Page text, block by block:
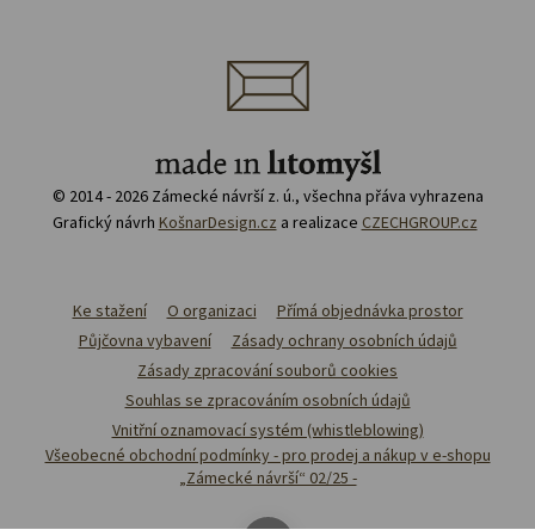
© 2014 - 2026 Zámecké návrší z. ú., všechna přáva vyhrazena
Grafický návrh KošnarDesign.cz a realizace CZECHGROUP.cz
Ke stažení O organizaci
Přímá objednávka prostor
Půjčovna vybavení
Zásady ochrany osobních údajů
Zásady zpracování souborů cookies
Souhlas se zpracováním osobních údajů
Vnitřní oznamovací systém (whistleblowing)
Všeobecné obchodní podmínky - pro prodej a nákup v e-shopu
„Zámecké návrší“ 02/25 -